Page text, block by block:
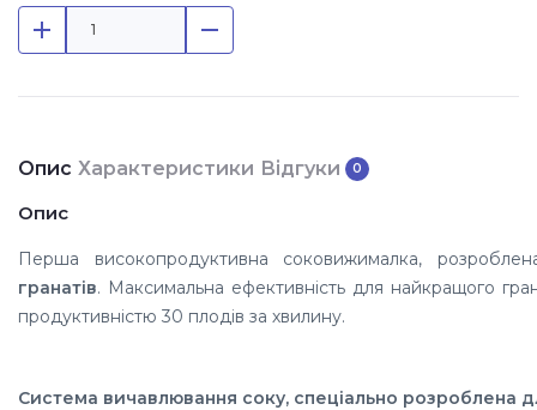
Опис Характеристики Відгуки 0
Опис
Перша високопродуктивна соковижималка,
гранатів. Максимальна ефективність для найкращого
продуктивністю 30 плодів за хвилину.
Система вичавлювання соку, спеціально розроблена